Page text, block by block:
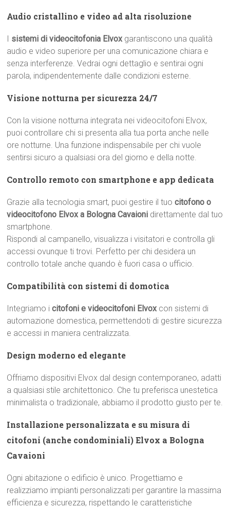
Audio cristallino e video ad alta risoluzione
I sistemi di videocitofonia Elvoxgarantiscono una qualità
audio e video superiore per una comunicazione chiara e
senza interferenze. Vedrai ogni dettaglio e sentirai ogni
parola, indipendentemente dalle condizioni esterne.
Visione notturna per sicurezza 24/7
Con la visione notturna integrata nei videocitofoni Elvox,
puoi controllare chi si presenta alla tua porta anche nelle
ore notturne. Una funzione indispensabile per chi vuole
sentirsi sicuro a qualsiasi ora del giorno e della notte.
Controllo remoto con smartphone e app dedicata
Grazie alla tecnologia smart, puoi gestire il tuocitofono o
videocitofono Elvox a Bologna Cavaioni direttamente dal tuo
smartphone.
Rispondi al campanello, visualizza i visitatori e controlla gli
accessi ovunque ti trovi. Perfetto per chi desidera un
controllo totale anche quando è fuori casa o ufficio.
Compatibilità con sistemi di domotica
Integriamo icitofoni e videocitofoni Elvoxcon sistemi di
automazione domestica, permettendoti di gestire sicurezza
e accessi in maniera centralizzata.
Design moderno ed elegante
Offriamo dispositivi Elvox dal design contemporaneo, adatti
a qualsiasi stile architettonico. Che tu preferisca unestetica
minimalista o tradizionale, abbiamo il prodotto giusto per te.
Installazione personalizzata e su misura di
citofoni (anche condominiali) Elvox a Bologna
Cavaioni
Ogni abitazione o edificio è unico. Progettiamo e
realizziamo impianti personalizzati per garantire la massima
efficienza e sicurezza, rispettando le caratteristiche